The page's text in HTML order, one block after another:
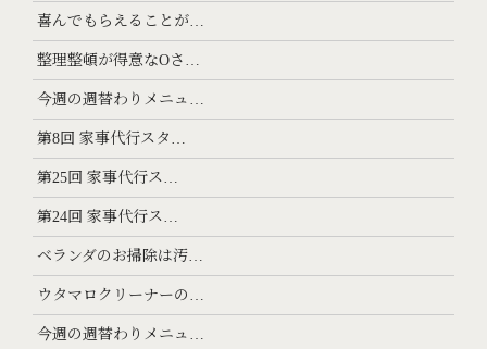
喜んでもらえることが…
整理整頓が得意なOさ…
今週の週替わりメニュ…
第8回 家事代行スタ…
第25回 家事代行ス…
第24回 家事代行ス…
ベランダのお掃除は汚…
ウタマロクリーナーの…
今週の週替わりメニュ…